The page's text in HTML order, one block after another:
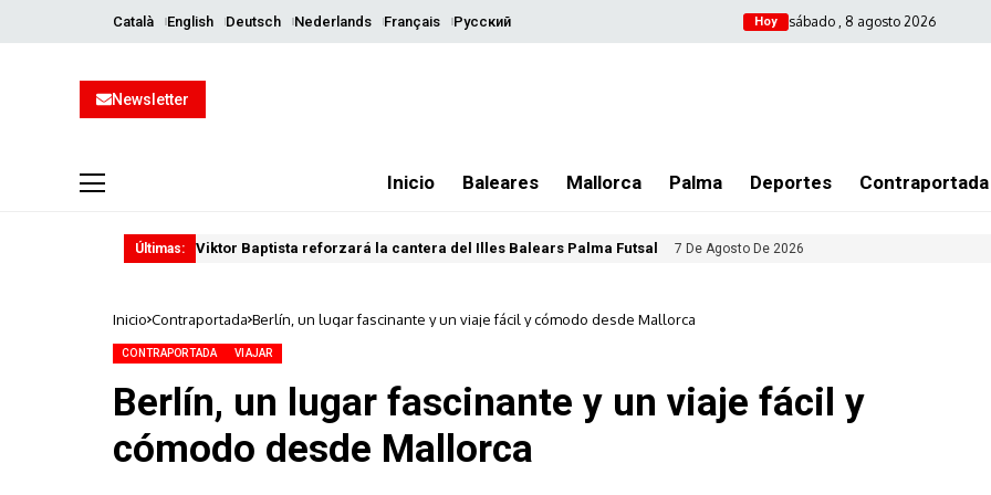
Català English Deutsch Nederlands Français Русский Hoy sábado , 8 agosto 2026
Newsletter
Inicio Baleares Mallorca Palma Deportes Contraportada
Últimas: Viktor Baptista reforzará la cantera del Illes Balears Palma Futsal 7 De Agosto De 2026
Inicio Contraportada Berlín, un lugar fascinante y un viaje fácil y cómodo desde Mallorca
CONTRAPORTADA VIAJAR
Berlín, un lugar fascinante y un viaje fácil y
cómodo desde Mallorca